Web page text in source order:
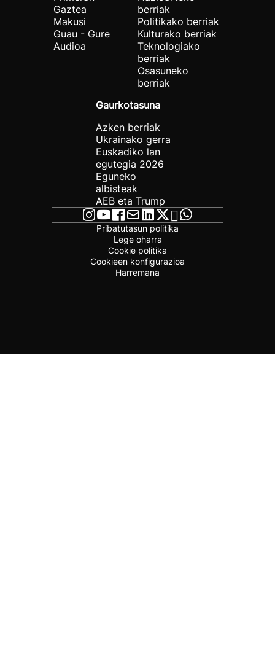
Gaztea
Makusi
Guau - Gure
Audioa
berriak
Politikako berriak
Kulturako berriak
Teknologiako
berriak
Osasuneko
berriak
Gaurkotasuna
Azken berriak
Ukrainako gerra
Euskadiko lan
egutegia 2026
Eguneko
albisteak
AEB eta Trump
Pribatutasun politika
Lege oharra
Cookie politika
Cookieen konfigurazioa
Harremana